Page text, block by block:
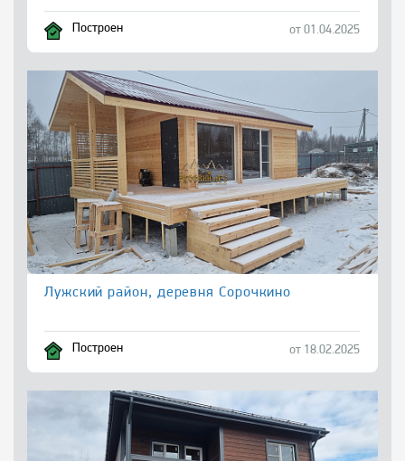
Построен от 01.04.2025
Лужский район, деревня Сорочкино
Построен от 18.02.2025